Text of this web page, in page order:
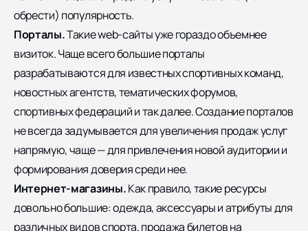
обрести) популярность.
Порталы.Такие web-сайты уже гораздо объемнее
визиток. Чаще всего большие порталы
разрабатываются для известных спортивных команд,
новостных агентств, тематических форумов,
спортивных федераций и так далее. Создание порталов
не всегда задумывается для увеличения продаж услуг
напрямую, чаще — для привлечения новой аудитории и
формирования доверия среди нее.
Интернет-магазины.Как правило, такие ресурсы
довольно большие: одежда, аксессуары и атрибуты для
различных видов спорта, продажа билетов на